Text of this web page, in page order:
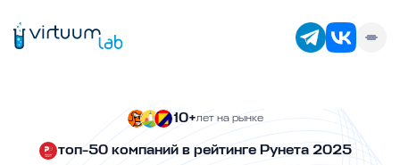
10+лет на рынке
топ-50 компаний в рейтинге Рунета 2025